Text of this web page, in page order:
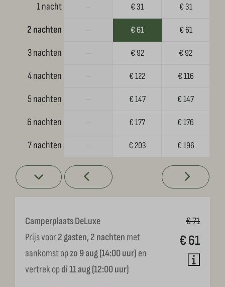
1 nacht
€ 31 € 31
2 nachten € 61 € 61
3 nachten € 92 € 92
4 nachten € 122 € 116
5 nachten € 147 € 147
6 nachten € 177 € 176
7 nachten € 203 € 196
€ 71
€ 61
Camperplaats DeLuxe
Prijs voor2 gasten, 2 nachten met
aankomst opzo 9 aug (14:00 uur) en
vertrek opdi 11 aug (12:00 uur)